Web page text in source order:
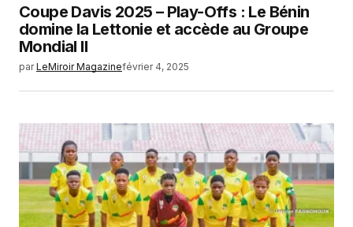
Coupe Davis 2025 – Play-Offs : Le Bénin
domine la Lettonie et accède au Groupe
Mondial II
par LeMiroir Magazinefévrier 4, 2025